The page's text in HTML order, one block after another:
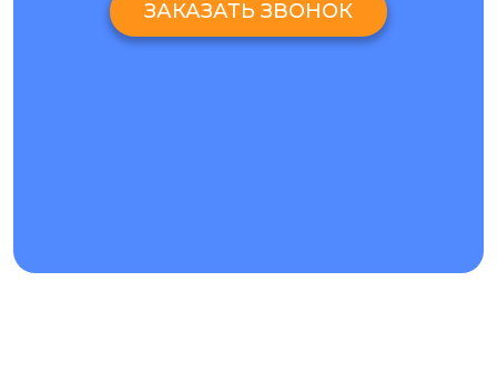
ЗАКАЗАТЬ ЗВОНОК